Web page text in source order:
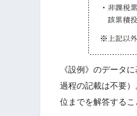
《設例》のデータ
過程の記載は不要
位までを解答するこ